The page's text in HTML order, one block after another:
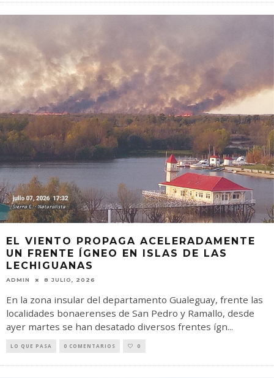
EL VIENTO PROPAGA ACELERADAMENTE
UN FRENTE ÍGNEO EN ISLAS DE LAS
LECHIGUANAS
ADMIN 8 JULIO, 2026
En la zona insular del departamento Gualeguay, frente las
localidades bonaerenses de San Pedro y Ramallo, desde
ayer martes se han desatado diversos frentes ígn...
LO QUE PASA 0 COMENTARIOS 0